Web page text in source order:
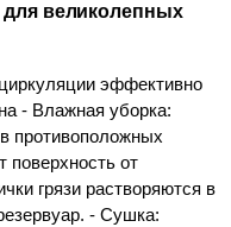
великолепных
эффективно
- Влажная уборка:
противоположных
поверхность от
грязи растворяются в
- Сушка: